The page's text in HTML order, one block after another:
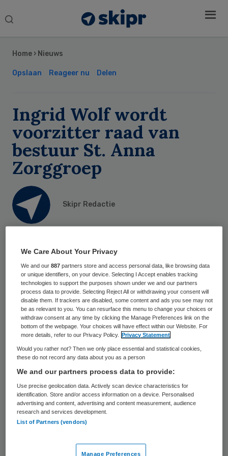
Search
Home › Nieuws
Opslaan Reageer nu Delen
Ingrid Wolf wordt
voorzitter raad van
bestuur St. Anna
Zorggroep
Skipr Redactie
34 keer gelezen
De raad van toezicht van de St. Anna
Zorggroep heeft Ingrid Wolf benoemd tot
nieuwe voorzitter van de raad van bestuur
per 1 januari 2017. Zij volgt Ed Rutters op,
die in juli aankondigde afscheid te nemen.
Wolf is al lid van de raad van bestuur van St.
Anna sinds 2013. Verder is ze voorzitter van
de raad van toezicht van
Seniorenresidentie Ruitersbos in Breda en
van de Rotterdamse Stichting Gezond op
Zuid. In het verleden is ze onder meer
Sidebar
We Care About Your Privacy
We and our887 partners store and access personal data, like browsing data
or unique identifiers, on your device. Selecting I Accept enables tracking
technologies to support the purposes shown under we and our partners
process data to provide. Selecting Reject All or withdrawing your consent will
disable them. If trackers are disabled, some content and ads you see may not
be as relevant to you. You can resurface this menu to change your choices or
withdraw consent at any time by clicking the Manage Preferences link on the
bottom of the webpage. Your choices will have effect within our Website. For
more details, refer to our Privacy Policy.
Privacy Statement
Would you rather not? Then we only place essential and statistical cookies,
these do not record any data about you as a person
We and our partners process data to provide:
Use precise geolocation data. Actively scan device characteristics for
identification. Store and/or access information on a device. Personalised
advertising and content, advertising and content measurement, audience
research and services development.
List of Partners (vendors)
Manage Preferences